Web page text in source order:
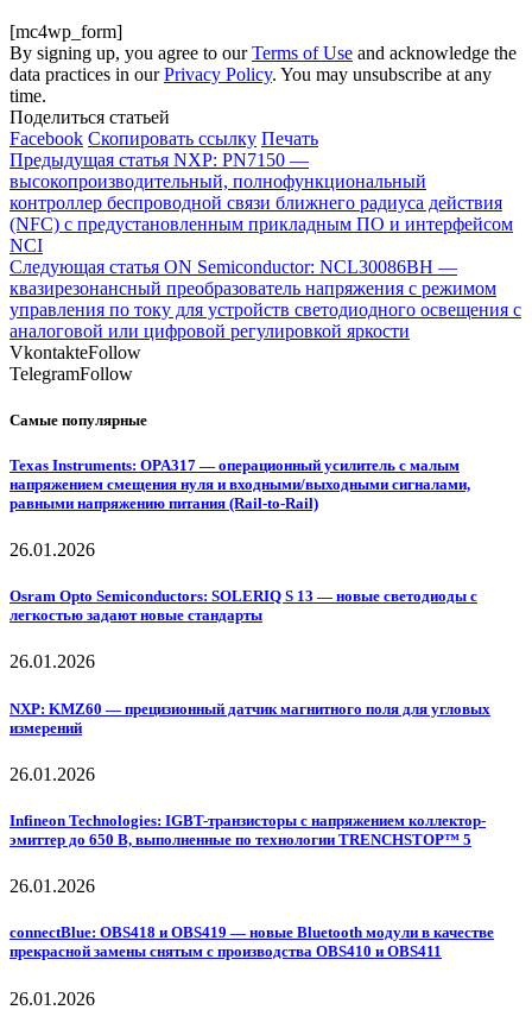
[mc4wp_form]
By signing up, you agree to ourTerms of Use and acknowledge the
data practices in ourPrivacy Policy. You may unsubscribe at any
time.
Поделиться статьей
Facebook Скопировать ссылку Печать
Предыдущая статья NXP: PN7150 —
высокопроизводительный, полнофункциональный
контроллер беспроводной связи ближнего радиуса действия
(NFC) с предустановленным прикладным ПО и интерфейсом
NCI
Следующая статья ON Semiconductor: NCL30086BH —
квазирезонансный преобразователь напряжения с режимом
управления по току для устройств светодиодного освещения с
аналоговой или цифровой регулировкой яркости
VkontakteFollow
TelegramFollow
Самые популярные
Texas Instruments: OPA317 — операционный усилитель с малым
напряжением смещения нуля и входными/выходными сигналами,
равными напряжению питания (Rail-to-Rail)
26.01.2026
Osram Opto Semiconductors: SOLERIQ S 13 — новые светодиоды с
легкостью задают новые стандарты
26.01.2026
NXP: KMZ60 — прецизионный датчик магнитного поля для угловых
измерений
26.01.2026
Infineon Technologies: IGBT-транзисторы с напряжением коллектор-
эмиттер до 650 В, выполненные по технологии TRENCHSTOP™ 5
26.01.2026
connectBlue: OBS418 и OBS419 — новые Bluetooth модули в качестве
прекрасной замены снятым с производства OBS410 и OBS411
26.01.2026